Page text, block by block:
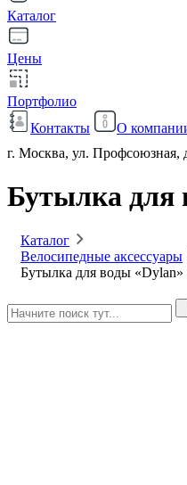
Каталог
Цены
Портфолио
Контакты
О
г. Москва, ул. Профсоюзная,
Бутылка для
Каталог
Велосипедные аксессуары
Бутылка для воды